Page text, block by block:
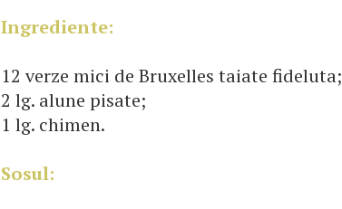
Ingrediente:
12 verze mici de Bruxelles taiate fideluta;
2 lg. alune pisate;
1 lg. chimen.
Sosul: